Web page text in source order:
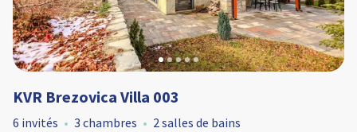
KVR Brezovica Villa 003
6 invités 3 chambres 2 salles de bains